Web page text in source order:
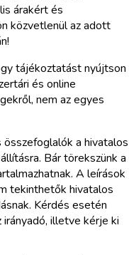
árakért és
közvetlenül az adott
tájékoztatást nyújtson
és online
nem az egyes
a hivatalos
Bár törekszünk a
A leírások
tekinthetők hivatalos
Kérdés esetén
illetve kérje ki